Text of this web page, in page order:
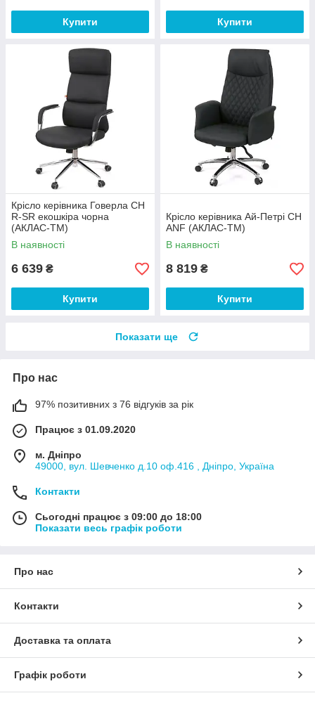
Купити Купити
Крісло керівника Говерла CH
R-SR екошкіра чорна
(АКЛАС-ТМ)
В наявності
6 639 ₴
Купити
Крісло керівника Ай-Петрі CH
ANF (АКЛАС-ТМ)
В наявності
8 819 ₴
Купити
Показати ще
Про нас
97% позитивних з 76 відгуків за рік
Працює з 01.09.2020
м. Дніпро
49000, вул. Шевченко д.10 оф.416 , Дніпро, Україна
Контакти
Сьогодні працює з 09:00 до 18:00
Показати весь графік роботи
Про нас
Контакти
Доставка та оплата
Графік роботи